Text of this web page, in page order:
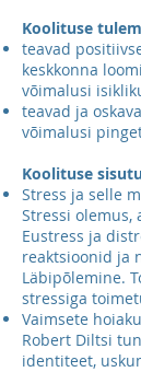
Koolituse
teavad
keskkonna
võimalusi
teavad ja
võimalusi
Koolituse
Stress ja selle
Stressi olemus,
Eustress ja
reaktsioonid ja
Läbipõlemine.
stressiga
Vaimsete
Robert Diltsi
identiteet,